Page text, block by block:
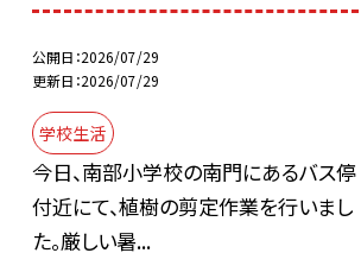
公開日 2026/07/29
更新日 2026/07/29
学校生活
今日、南部小学校の南門にあるバス停
付近にて、植樹の剪定作業を行いまし
た。厳しい暑...